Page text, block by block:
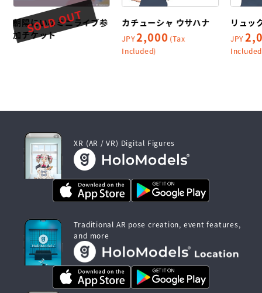
SOLD OUT
朝陽にいなミニライブ参
加チケット
カチューシャ ウサハナ
JPY2,000 (Tax
Included)
リュッ
JPY
XR (AR / VR) Digital Figures
Traditional AR pose creation, event features,
and more